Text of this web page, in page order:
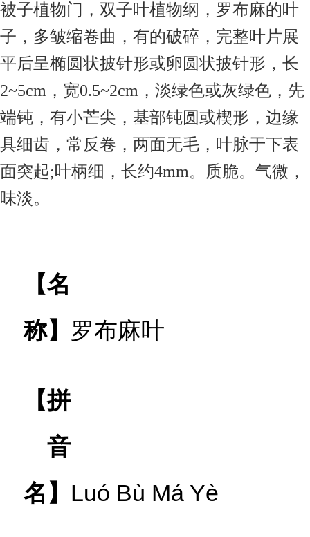
被子植物门，双子叶植物纲，罗布麻的叶
子，多皱缩卷曲，有的破碎，完整叶片展
平后呈椭圆状披针形或卵圆状披针形，长
2~5cm ，宽0.5~2cm ，淡绿色或灰绿色，先
端钝，有小芒尖，基部钝圆或楔形，边缘
具细齿，常反卷，两面无毛，叶脉于下表
面突起;叶柄细，长约4mm。质脆。气微，
味淡。
【名
称】 罗布麻叶
【拼
音
名】 Luó Bù Má Yè